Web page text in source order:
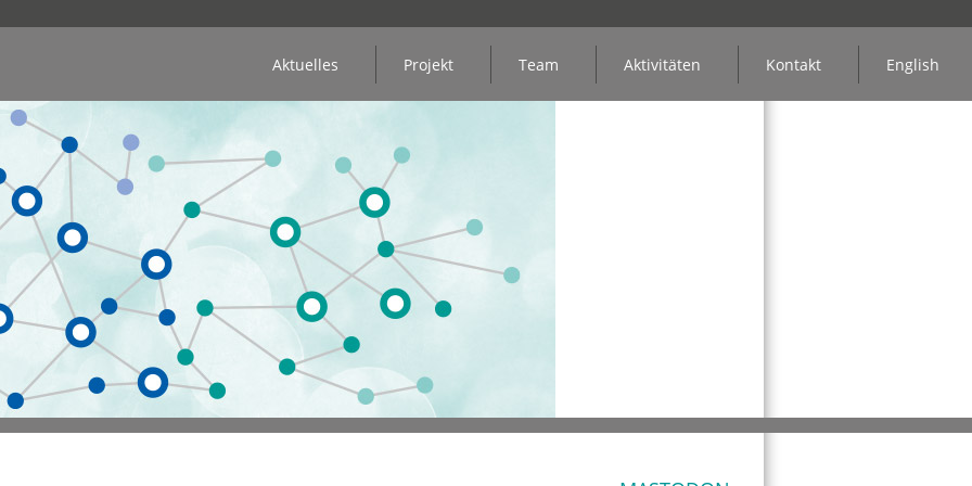
Aktuelles Projekt Team Aktivitäten Kontakt English